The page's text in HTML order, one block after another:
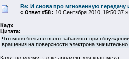
Re: И снова про мгновенную
« Ответ #58 : 10 Сентября 2010, 19:50:37 »
Кадх
Цитата:
Что меня больше всего забавляет при
вращения на поверхности электрона
Кадх, по моему это не аргумент для квантмеха ...